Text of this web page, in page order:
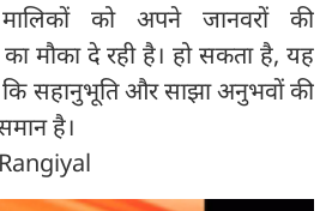
को अपने जानवरों की
मौका दे रही है। हो सकता है, यह
कि सहानुभूति और साझा अनुभवों की
है।